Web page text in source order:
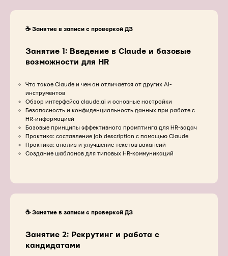
☕️ Занятие в записи с проверкой ДЗ
Занятие 1: Введение в Claude и базовые
возможности для HR
Что такое Claude и чем он отличается от других AI-
инструментов
Обзор интерфейса claude.ai и основные настройки
Безопасность и конфиденциальность данных при работе с
HR-информацией
Базовые принципы эффективного промптинга для HR-задач
Практика: составление job description с помощью Claude
Практика: анализ и улучшение текстов вакансий
Создание шаблонов для типовых HR-коммуникаций
☕️ Занятие в записи с проверкой ДЗ
Занятие 2: Рекрутинг и работа с
кандидатами